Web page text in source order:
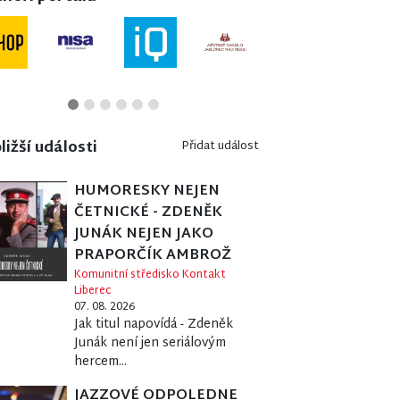
události Přidat událost
HUMORESKY NEJEN
ČETNICKÉ - ZDENĚK
JUNÁK NEJEN JAKO
PRAPORČÍK AMBROŽ
Komunitní středisko Kontakt
Liberec
07. 08. 2026
Jak titul napovídá - Zdeněk
Junák není jen seriálovým
hercem...